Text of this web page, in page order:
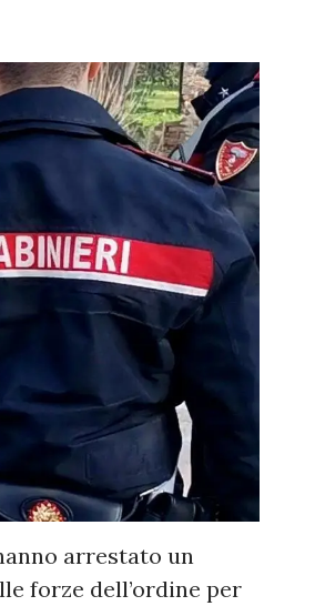
arrestato un
forze dell’ordine per